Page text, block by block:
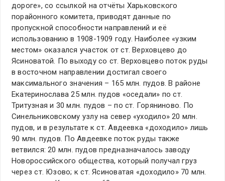
дороге», со ссылкой на отчёты Харьковского
порайонного комитета, приводят данные по
пропускной способности направлений и её
использованию в 1908-1909 году. Наиболее «узким
местом» оказался участок от ст. Верховцево до
Ясиноватой. По выходу со ст. Верховцево поток руды
в восточном направлении достигал своего
максимального значения – 165 млн. пудов. В районе
Екатеринослава 25 млн. пудов «оседали» по ст.
Тритузная и 30 млн. пудов – по ст. Горяниново. По
Синельниковскому узлу на север «уходило» 20 млн.
пудов, и в результате к ст. Авдеевка «доходило» лишь
90 млн. пудов. По Авдеевке поток руды также
ветвился: 20 млн. пудов предназначалось заводу
Новороссийского общества, который получал груз
через ст. Юзово; к ст. Ясиноватая «доходило» 70 млн.